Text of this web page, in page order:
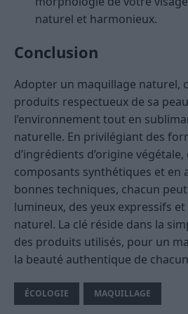
naturel et harmonieux.
Conclusion
Adopter un maquillage naturel,
produits respectueux de sa
l’environnement tout en
naturelle. En privilégiant des
d’ingrédients d’origine
composants synthétiques et en
bonnes techniques, chacun
lumineux, des yeux expressifs
naturel. La clé réside dans la
des produits utilisés, pour un
la beauté authentique de
ÉCOLOGIE MAQUILLAGE